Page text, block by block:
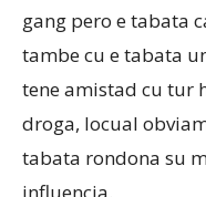
gang pero e tabata
tambe cu e tabata
tene amistad cu tur
droga, locual
tabata rondona su